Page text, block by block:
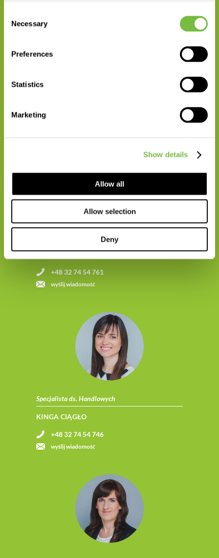
Selection
Necessary
Preferences
Statistics
Marketing
Show details
Allow all
Allow selection
Deny
JUSTYNA JANOWSKA-POLICHT
Specjalista ds. Marketingu Produktów
JOANNA GOLEC-SEWERYN
+48 32 74 54 761
wyślij wiadomość
Specjalista ds. Handlowych
KINGA CIĄGŁO
+48 32 74 54 746
wyślij wiadomość